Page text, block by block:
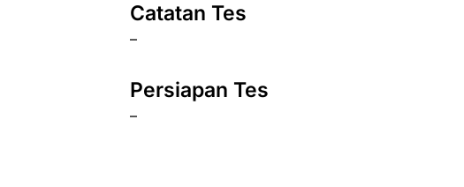
Catatan Tes
–
Persiapan Tes
–